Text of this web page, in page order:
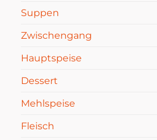
Suppen
Zwischengang
Hauptspeise
Dessert
Mehlspeise
Fleisch